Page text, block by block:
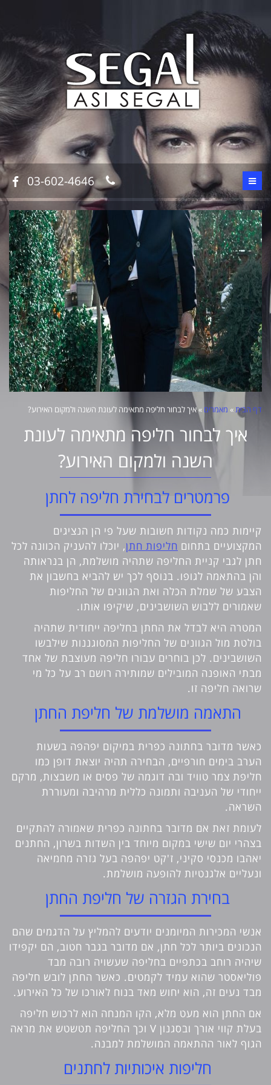
03-602-4646
דף הבית» מאמרים »איך לבחור חליפה מתאימה לעונת השנה ולמקום האירוע?
איך לבחור חליפה מתאימה לעונת
השנה ולמקום האירוע?
פרמטרים לבחירת חליפה לחתן
קיימות כמה נקודות חשובות שעל פי הן הנציגים
המקצועיים בתחום חליפות חתן, יוכלו להעניק הכוונה לכל
חתן לגבי קניית החליפה שתהיה מושלמת, הן בנראותה
והן בהתאמה לגופו. בנוסף לכך יש להביא בחשבון את
הצבע של שמלת הכלה ואת הגוונים של החליפות
שאמורים ללבוש השושבינים, שיקיפו אותו.
המטרה היא לבדל את החתן בחליפה ייחודית שתהיה
בולטת מול הגוונים של החליפות המסוגננות שילבשו
השושבינים. לכן בוחרים עבורו חליפה מעוצבת של אחד
מבתי האופנה המובילים שמותירה רושם רב על כל מי
שרואה חליפה זו.
התאמה מושלמת של חליפת החתן
כאשר מדובר בחתונה כפרית במיקום יפהפה בשעות
הערב בימים חורפיים, הבחירה תהיה יוצאת דופן כמו
חליפת צמר טוויד ובה דוגמה של פסים או משבצות, מרקם
ייחודי של העניבה ותמונה כללית מרהיבה ומעוררת
השראה.
לעומת זאת אם מדובר בחתונה כפרית שאמורה להתקיים
בצהרי יום שישי במקום מיוחד בין השדות בשרון, החתנים
יאהבו מכנסי סקיני, ז'קט יפהפה בעל גזרה מחמיאה
ונעליים אלגנטיות להופעה מושלמת.
בחירת הגזרה של חליפת החתן
אנשי המכירות המיומנים יודעים להמליץ על הדגמים שהם
הנכונים ביותר לכל חתן, אם מדובר בגבר חטוב, הם יקפידו
שיהיה רוחב בכתפיים בחליפה שעשויה רובה מבד
פוליאסטר שהוא עמיד לקמטים. כאשר החתן לובש חליפה
מבד נעים זה, הוא יחוש מאד בנוח לאורכו של כל האירוע.
אם החתן הוא מעט מלא, הקו המנחה הוא לרכוש חליפה
בעלת קווי אורך ובסגנון V וכך החליפה תטשטש את מראה
הגוף לאור ההתאמה המושלמת למבנה.
חליפות איכותיות לחתנים